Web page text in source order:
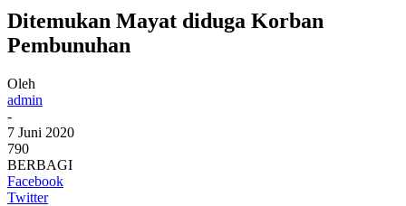
Ditemukan Mayat diduga Korban
Pembunuhan
Oleh
admin
-
7 Juni 2020
790
BERBAGI
Facebook
Twitter